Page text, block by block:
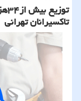
تاكسیرانان تهرانی